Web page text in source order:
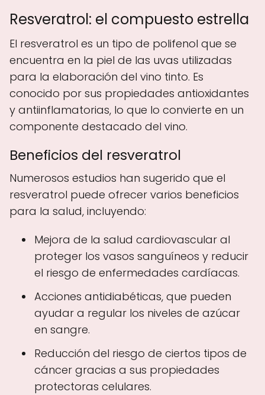
Resveratrol: el compuesto estrella
El resveratrol es un tipo de polifenol que se
encuentra en la piel de las uvas utilizadas
para la elaboración del vino tinto. Es
conocido por sus propiedades antioxidantes
y antiinflamatorias, lo que lo convierte en un
componente destacado del vino.
Beneficios del resveratrol
Numerosos estudios han sugerido que el
resveratrol puede ofrecer varios beneficios
para la salud, incluyendo:
Mejora de la salud cardiovascular al
proteger los vasos sanguíneos y reducir
el riesgo de enfermedades cardíacas.
Acciones antidiabéticas, que pueden
ayudar a regular los niveles de azúcar
en sangre.
Reducción del riesgo de ciertos tipos de
cáncer gracias a sus propiedades
protectoras celulares.